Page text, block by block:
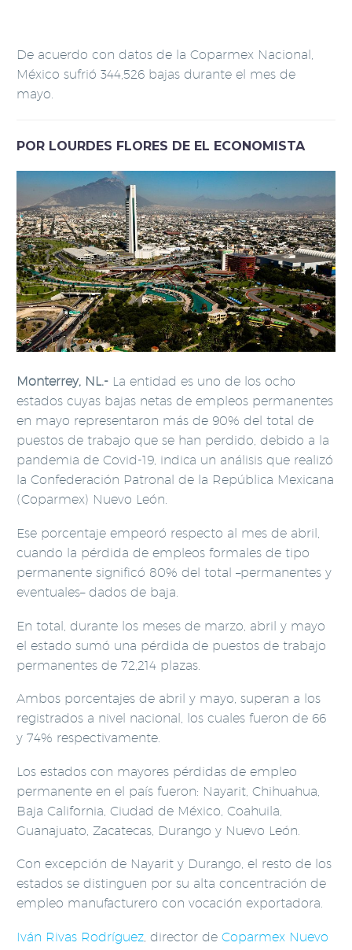
De acuerdo con datos de la Coparmex Nacional,
México sufrió 344,526 bajas durante el mes de
mayo.
POR LOURDES FLORES DE EL ECONOMISTA
Monterrey, NL.- La entidad es uno de los ocho
estados cuyas bajas netas de empleos permanentes
en mayo representaron más de 90% del total de
puestos de trabajo que se han perdido, debido a la
pandemia de Covid-19, indica un análisis que realizó
la Confederación Patronal de la República Mexicana
(Coparmex) Nuevo León.
Ese porcentaje empeoró respecto al mes de abril,
cuando la pérdida de empleos formales de tipo
permanente significó 80% del total –permanentes y
eventuales– dados de baja.
En total, durante los meses de marzo, abril y mayo
el estado sumó una pérdida de puestos de trabajo
permanentes de 72,214 plazas.
Ambos porcentajes de abril y mayo, superan a los
registrados a nivel nacional, los cuales fueron de 66
y 74% respectivamente.
Los estados con mayores pérdidas de empleo
permanente en el país fueron: Nayarit, Chihuahua,
Baja California, Ciudad de México, Coahuila,
Guanajuato, Zacatecas, Durango y Nuevo León.
Con excepción de Nayarit y Durango, el resto de los
estados se distinguen por su alta concentración de
empleo manufacturero con vocación exportadora.
Iván Rivas Rodríguez, director de Coparmex Nuevo